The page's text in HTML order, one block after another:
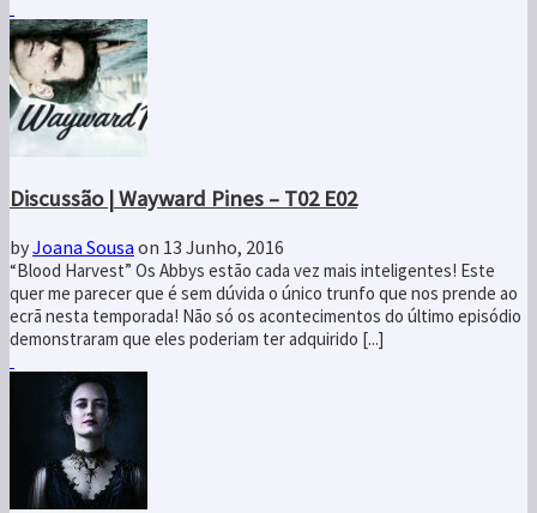
Discussão | Wayward Pines – T02 E02
byJoana Sousa on 13 Junho, 2016
“Blood Harvest” Os Abbys estão cada vez mais inteligentes! Este
quer me parecer que é sem dúvida o único trunfo que nos prende ao
ecrã nesta temporada! Não só os acontecimentos do último episódio
demonstraram que eles poderiam ter adquirido [...]